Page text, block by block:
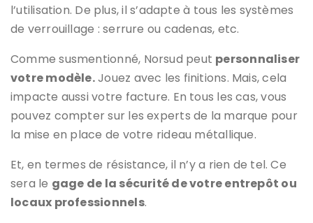
l’utilisation. De plus, il s’adapte à tous les systèmes
de verrouillage : serrure ou cadenas, etc.
Comme susmentionné, Norsud peut personnaliser
votre modèle.Jouez avec les finitions. Mais, cela
impacte aussi votre facture. En tous les cas, vous
pouvez compter sur les experts de la marque pour
la mise en place de votre rideau métallique.
Et, en termes de résistance, il n’y a rien de tel. Ce
sera le gage de la sécurité de votre entrepôt ou
locaux professionnels.